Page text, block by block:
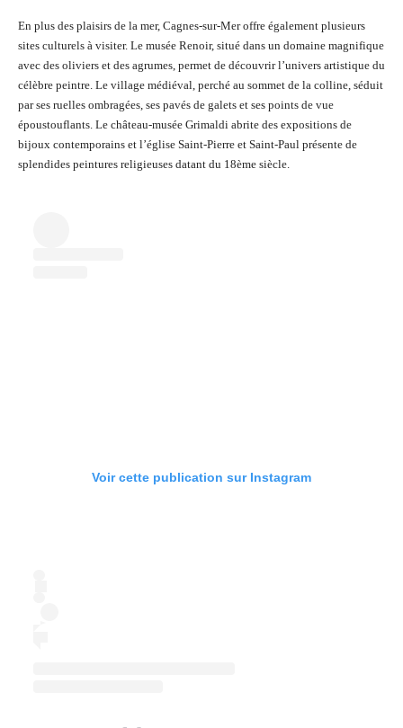
En plus des plaisirs de la mer, Cagnes-sur-Mer offre également plusieurs
sites culturels à visiter. Le musée Renoir, situé dans un domaine magnifique
avec des oliviers et des agrumes, permet de découvrir l’univers artistique du
célèbre peintre. Le village médiéval, perché au sommet de la colline, séduit
par ses ruelles ombragées, ses pavés de galets et ses points de vue
époustouflants. Le château-musée Grimaldi abrite des expositions de
bijoux contemporains et l’église Saint-Pierre et Saint-Paul présente de
splendides peintures religieuses datant du 18ème siècle.
Voir cette publication sur Instagram